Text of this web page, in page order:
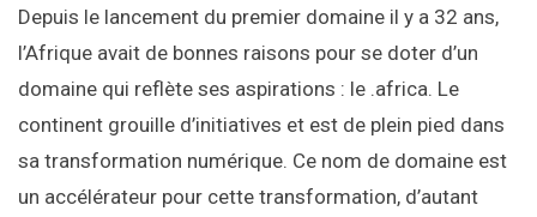
Depuis le lancement du premier domaine il y a 32 ans,
l’Afrique avait de bonnes raisons pour se doter d’un
domaine qui reflète ses aspirations : le .africa. Le
continent grouille d’initiatives et est de plein pied dans
sa transformation numérique. Ce nom de domaine est
un accélérateur pour cette transformation, d’autant